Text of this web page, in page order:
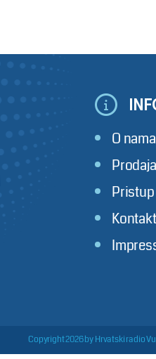
O nama
Prodaja
Kontakt
Copyright 2026 by Hrvatski radio